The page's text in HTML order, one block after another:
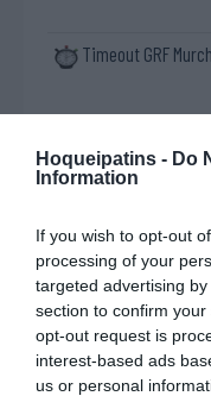
Hoqueipatins - Do
Information
If you wish to opt-out
processing of your
targeted advertising
section to confirm
opt-out request is
interest-based ads
us or personal
Timeout GRF
1-4 António